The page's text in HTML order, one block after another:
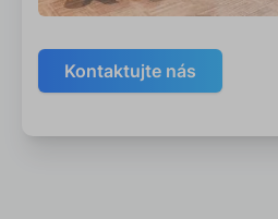
Kontaktujte nás